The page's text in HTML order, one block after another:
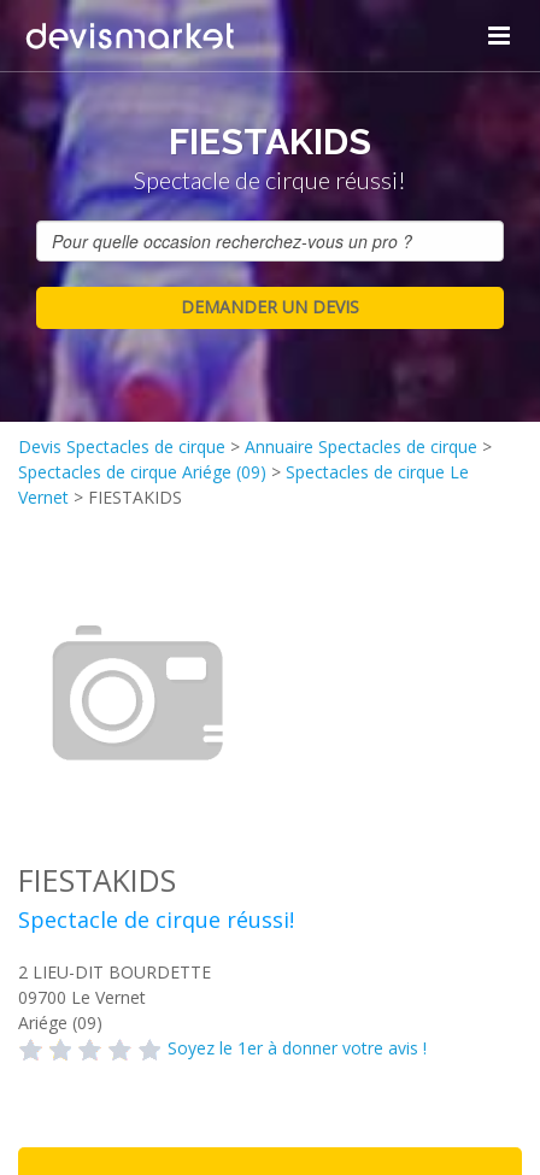
FIESTAKIDS
Spectacle de cirque réussi!
Devis Spectacles de cirque > Annuaire Spectacles de cirque >
Spectacles de cirque Ariége (09) > Spectacles de cirque Le
Vernet > FIESTAKIDS
FIESTAKIDS
Spectacle de cirque réussi!
2 LIEU-DIT BOURDETTE
09700 Le Vernet
Ariége (09)
Soyez le 1er à donner votre avis !